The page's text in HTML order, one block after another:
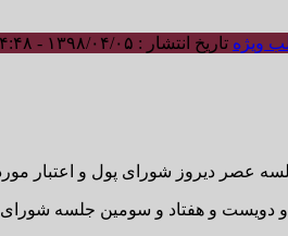
ویژه تاریخ انتشار : ۱۳۹۸/۰۴/۰۵ - ۱۴:۴۸
عصر دیروز شورای پول و اعتبار
و دویست و هفتاد و سومین جلسه